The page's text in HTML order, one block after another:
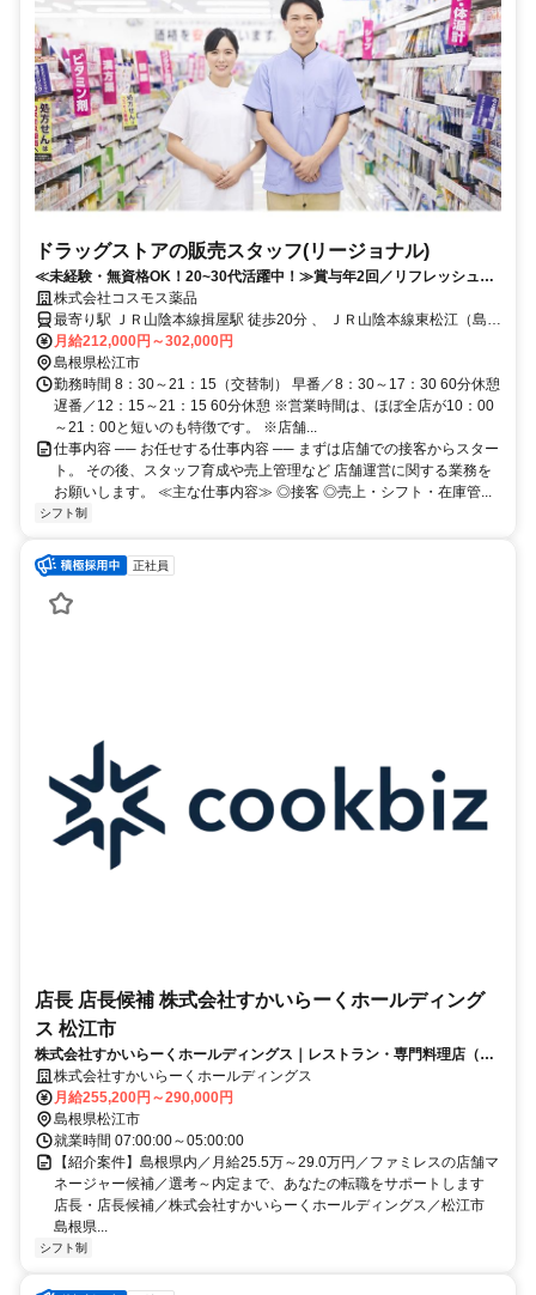
ドラッグストアの販売スタッフ(リージョナル)
≪未経験・無資格OK！20~30代活躍中！≫賞与年2回／リフレッシュ休
暇取得率100％／研修制度充実
株式会社コスモス薬品
最寄り駅 ＪＲ山陰本線揖屋駅 徒歩20分 、 ＪＲ山陰本線東松江（島根
県）駅 徒歩28分 、 ＪＲ山陰本線荒島駅 徒歩90分
月給212,000円～302,000円
島根県松江市
勤務時間 8：30～21：15（交替制） 早番／8：30～17：30 60分休憩
遅番／12：15～21：15 60分休憩 ※営業時間は、ほぼ全店が10：00
～21：00と短いのも特徴です。 ※店舗...
仕事内容 ── お任せする仕事内容 ── まずは店舗での接客からスター
ト。 その後、スタッフ育成や売上管理など 店舗運営に関する業務を
お願いします。 ≪主な仕事内容≫ ◎接客 ◎売上・シフト・在庫管...
シフト制
正社員
店長 店長候補 株式会社すかいらーくホールディング
ス 松江市
株式会社すかいらーくホールディングス｜レストラン・専門料理店（接
客・販売・ホール）,レストラン・専門料理店（店長・店長候補）
株式会社すかいらーくホールディングス
月給255,200円～290,000円
島根県松江市
就業時間 07:00:00～05:00:00
【紹介案件】島根県内／月給25.5万～29.0万円／ファミレスの店舗マ
ネージャー候補／選考～内定まで、あなたの転職をサポートします
店長・店長候補／株式会社すかいらーくホールディングス／松江市
島根県...
シフト制